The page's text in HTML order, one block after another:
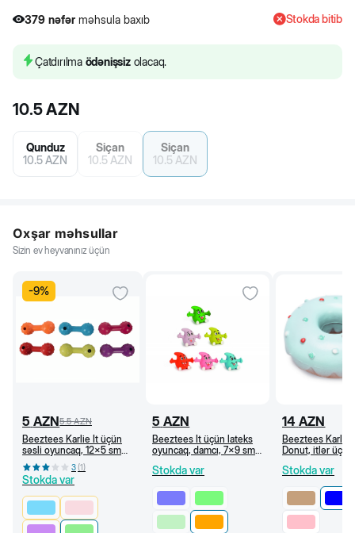
379 nəfər məhsula baxıb
379 nəfər məhsula baxıb
Stokda bitib
Çatdırılma ödənişsizolacaq.
10.5AZN
Qunduz
10.5AZN
Siçan
10.5 AZN
Siçan
10.5 AZN
Oxşar məhsullar
Sizin ev heyvanınız üçün
-9%
5 AZN5.5 AZN
Beeztees Karlie İt üçün
səsli oyuncaq, 12x5 sm
(Açıq yaşıl) 3(1)
Stokda var
5 AZN
Beeztees İt üçün lateks
oyuncaq, damcı, 7x9 sm
Stokda var
14 AZN
Beeztees Karlie
Donut, itlər
sm, açıq mavi
Stokda var